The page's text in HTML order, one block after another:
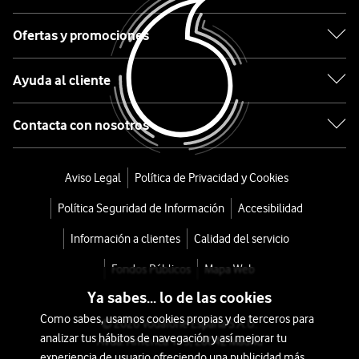
Patinete
Eléctrico
F3
PRO
E
Ofertas y promociones
Ayuda al cliente
Contacta con nosotros
Aviso Legal Política de Privacidad y Cookies
Política Seguridad de Información Accesibilidad
Información a clientes Calidad del servicio
Fondos Públicos Mapa Web
© 2026 Vodafone España S.A.U.
Avda. América 115, 28042 Madrid
Ya sabes... lo de las cookies
Como sabes, usamos cookies propias y de terceros para
analizar tus hábitos de navegación y así mejorar tu